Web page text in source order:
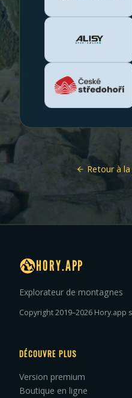
Retour à
HORY.APP
Explorateur de montagnes
Copyright 2019–2026 Hory.app
DÉCOUVRE PLUS
Version premium
Boutique en ligne